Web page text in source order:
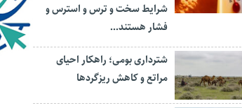
شرایط سخت و ترس و استرس و
فشار هستند…
شترداری بومی؛ راهکار احیای
مراتع و کاهش ریزگردها